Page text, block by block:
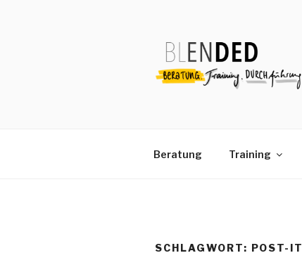
Beratung Training
SCHLAGWORT: POST-IT